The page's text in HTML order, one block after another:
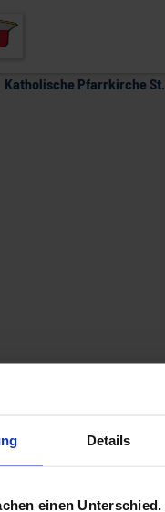
Details
einen
Katholische Pfarrkirche